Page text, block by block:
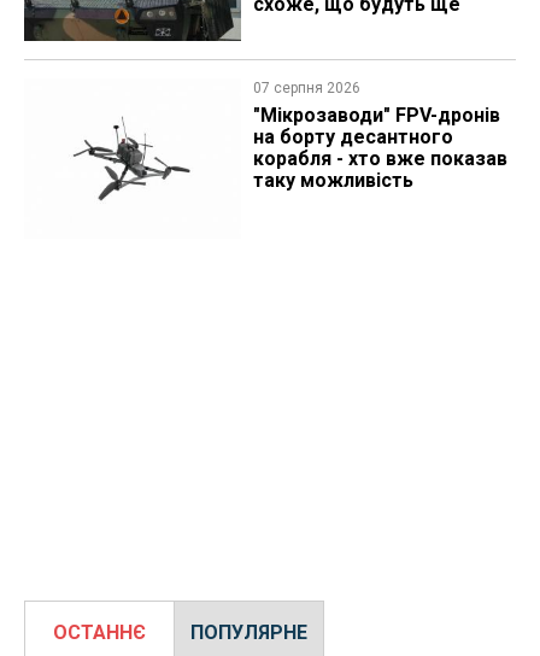
07 серпня 2026
"Мікрозаводи" FPV-дронів
на борту десантного
корабля - хто вже показав
таку можливість
ОСТАННЄ ПОПУЛЯРНЕ